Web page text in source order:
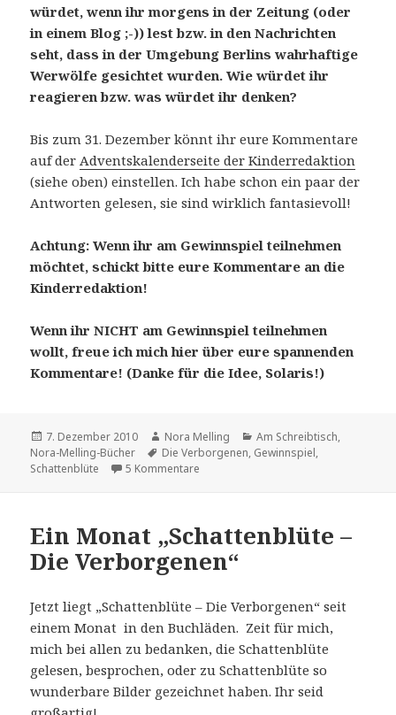
würdet, wenn ihr morgens in der Zeitung (oder
in einem Blog ;-)) lest bzw. in den Nachrichten
seht, dass in der Umgebung Berlins wahrhaftige
Werwölfe gesichtet wurden. Wie würdet ihr
reagieren bzw. was würdet ihr denken?
Bis zum 31. Dezember könnt ihr eure Kommentare
auf der Adventskalenderseite der Kinderredaktion
(siehe oben) einstellen. Ich habe schon ein paar der
Antworten gelesen, sie sind wirklich fantasievoll!
Achtung: Wenn ihr am Gewinnspiel teilnehmen
möchtet, schickt bitte eure Kommentare an die
Kinderredaktion!
Wenn ihr NICHT am Gewinnspiel teilnehmen
wollt, freue ich mich hier über eure spannenden
Kommentare! (Danke für die Idee, Solaris!)
Veröffentlicht
am
7. Dezember 2010 Autor
Nora Melling Kategorien
Am Schreibtisch,
Nora-Melling-Bücher
Schlagwörter
Die Verborgenen, Gewinnspiel,
Schattenblüte
5 Kommentare
Ein Monat „Schattenblüte –
Die Verborgenen“
Jetzt liegt „Schattenblüte – Die Verborgenen“ seit
einem Monat in den Buchläden. Zeit für mich,
mich bei allen zu bedanken, die Schattenblüte
gelesen, besprochen, oder zu Schattenblüte so
wunderbare Bilder gezeichnet haben. Ihr seid